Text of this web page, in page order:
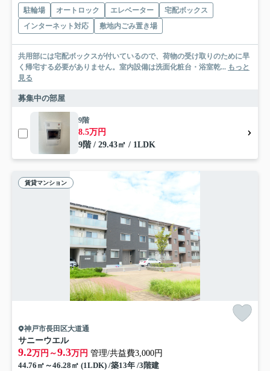
駐輪場 オートロック エレベーター
宅配ボックス
インターネット対応
敷地内ごみ置き場
共用部には宅配ボックスが付いているので、荷物の受け取りのために早
く帰宅する必要がありません。室内設備は洗面化粧台・浴室乾... もっと
見る
募集中の部屋
9階
8.5万円
9階 / 29.43㎡ / 1LDK
賃貸マンション
神戸市長田区大道通
サニーウエル
9.2万円～9.3万円 管理/共益費3,000円
44.76㎡～46.28㎡ (1LDK) /築13年 /3階建